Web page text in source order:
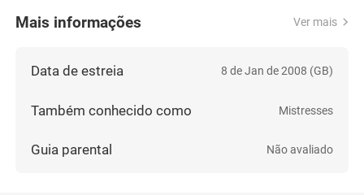
Mais informações Ver mais
Data de estreia 8 de Jan de 2008 (GB)
Também conhecido como Mistresses
Guia parental Não avaliado